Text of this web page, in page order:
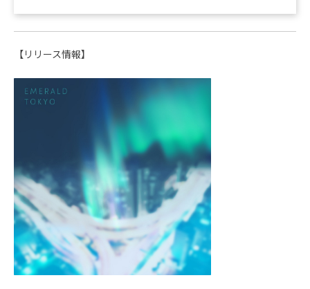
【リリース情報】